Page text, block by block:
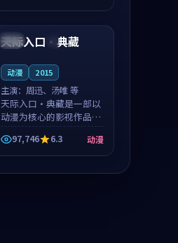
凑，值得推荐观看。
英国 4K
99:42
天际入口·典藏
动漫 2015
主演： 周迅、汤唯 等
天际入口·典藏是一部以
动漫为核心的影视作品，
围绕危机、反转与人物成
长展开，整体节奏紧凑，
值得推荐观看。
97,746 6.3 动漫